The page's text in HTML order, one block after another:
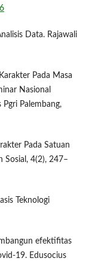
Data. Rajawali
Pada Masa
Nasional
Pgri Palembang,
Pada Satuan
Sosial, 4(2), 247–
Teknologi
efektifitas
19. Edusocius